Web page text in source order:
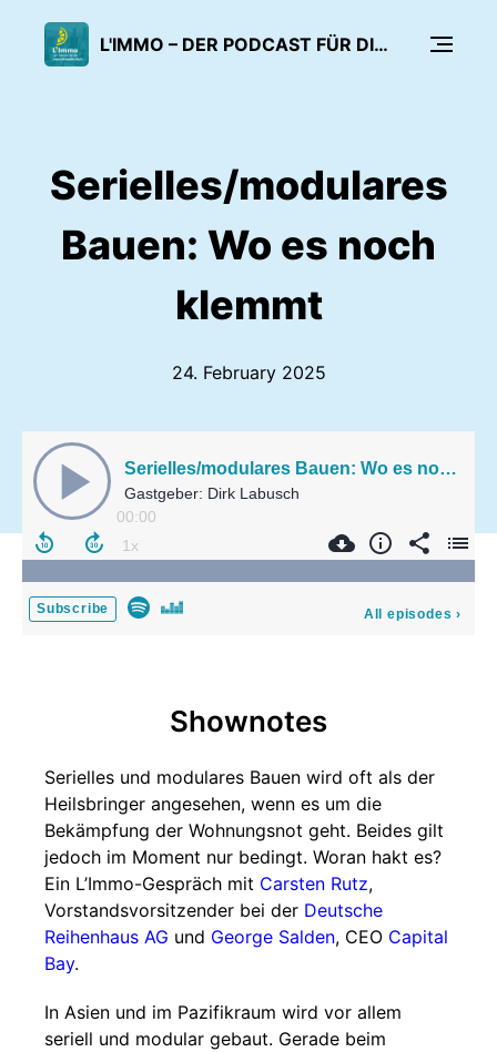
L'IMMO – DER PODCAST FÜR DIE IMMOBILIENWIRTSCHAFT
Serielles/modulares
Bauen: Wo es noch
klemmt
24. February 2025
Serielles/modulares Bauen: Wo es noch klemmt
Gastgeber: Dirk Labusch
00:00
Subscribe All episodes ›
Shownotes
Serielles und modulares Bauen wird oft als der
Heilsbringer angesehen, wenn es um die
Bekämpfung der Wohnungsnot geht. Beides gilt
jedoch im Moment nur bedingt. Woran hakt es?
Ein L’Immo-Gespräch mit Carsten Rutz,
Vorstandsvorsitzender bei der Deutsche
Reihenhaus AG und George Salden, CEO Capital
Bay.
In Asien und im Pazifikraum wird vor allem
seriell und modular gebaut. Gerade beim